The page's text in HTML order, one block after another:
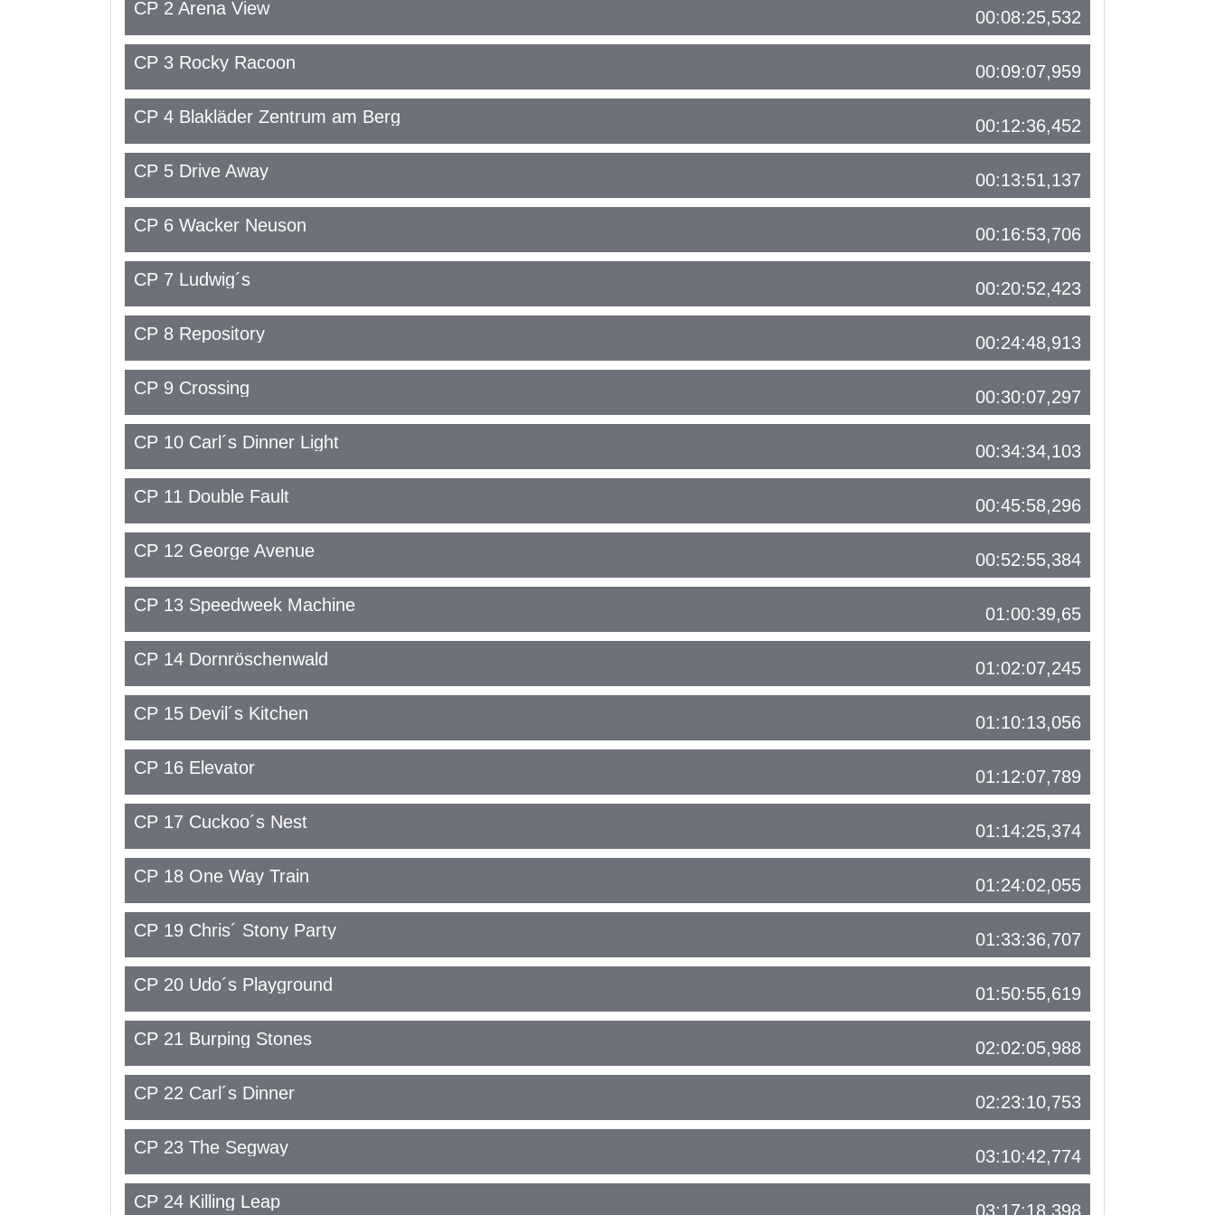
CP 2 Arena View 00:08:25,532
CP 3 Rocky Racoon 00:09:07,959
CP 4 Blakläder Zentrum am Berg 00:12:36,452
CP 5 Drive Away 00:13:51,137
CP 6 Wacker Neuson 00:16:53,706
CP 7 Ludwig´s 00:20:52,423
CP 8 Repository 00:24:48,913
CP 9 Crossing 00:30:07,297
CP 10 Carl´s Dinner Light 00:34:34,103
CP 11 Double Fault 00:45:58,296
CP 12 George Avenue 00:52:55,384
CP 13 Speedweek Machine 01:00:39,65
CP 14 Dornröschenwald 01:02:07,245
CP 15 Devil´s Kitchen 01:10:13,056
CP 16 Elevator 01:12:07,789
CP 17 Cuckoo´s Nest 01:14:25,374
CP 18 One Way Train 01:24:02,055
CP 19 Chris´ Stony Party 01:33:36,707
CP 20 Udo´s Playground 01:50:55,619
CP 21 Burping Stones 02:02:05,988
CP 22 Carl´s Dinner 02:23:10,753
CP 23 The Segway 03:10:42,774
CP 24 Killing Leap 03:17:18,398